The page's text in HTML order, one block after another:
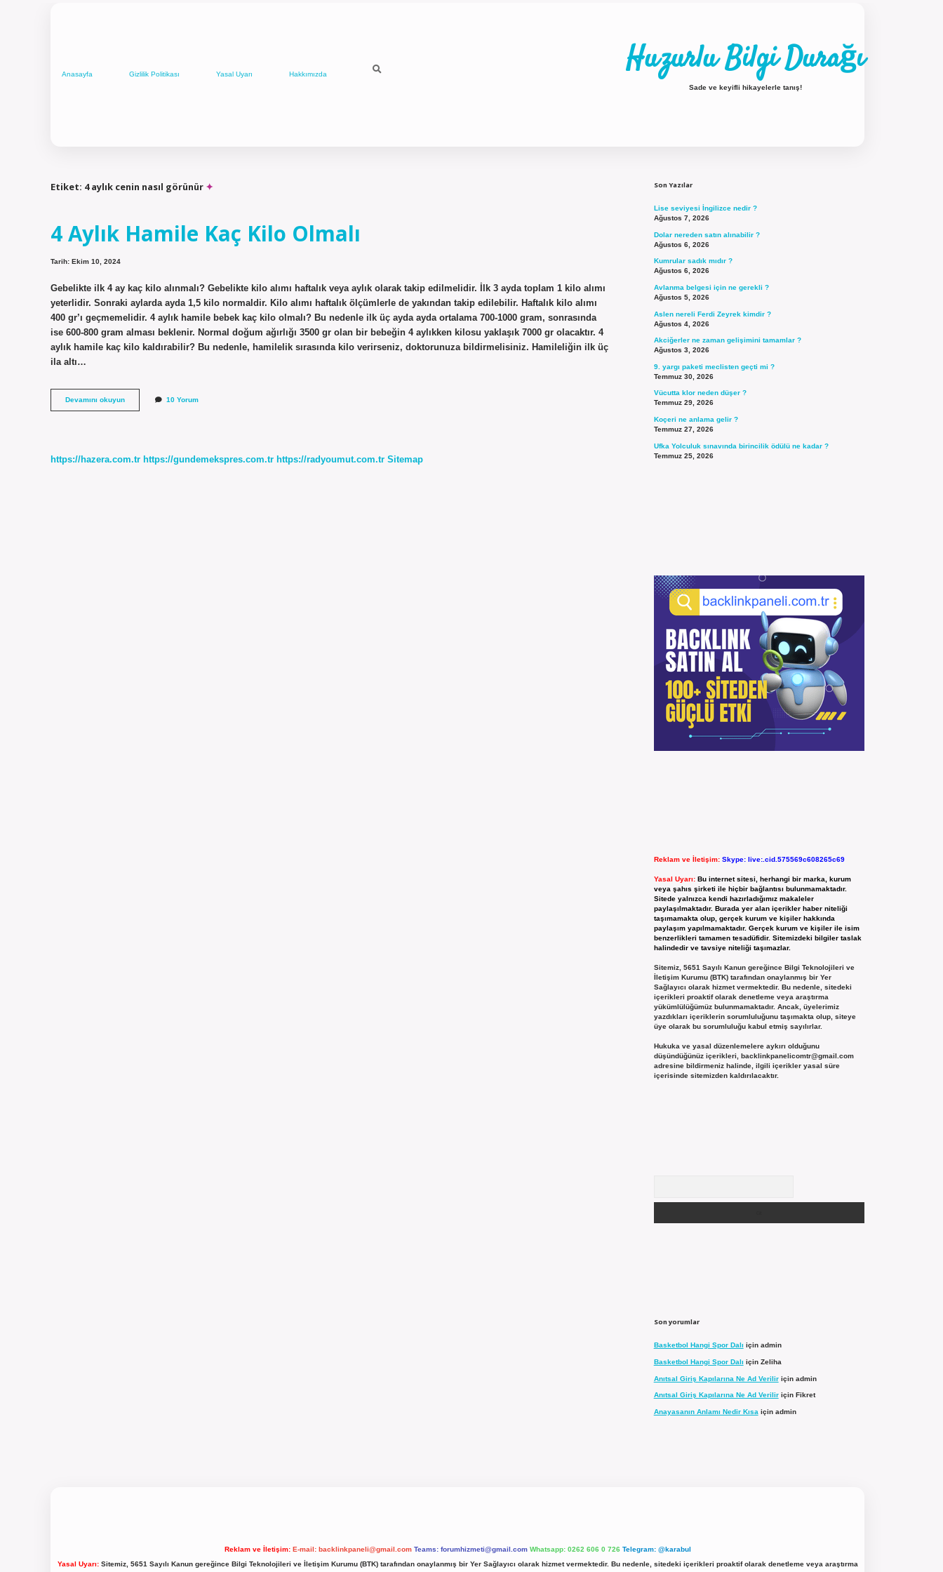
Anasayfa Gizlilik Politikası Yasal Uyarı Hakkımızda Huzurlu Bilgi Durağı
Sade ve keyifli hikayelerle tanış!
Etiket: 4 aylık cenin nasıl görünür
4 Aylık Hamile Kaç Kilo Olmalı
Tarih: Ekim 10, 2024
Gebelikte ilk 4 ay kaç kilo alınmalı? Gebelikte kilo alımı haftalık veya aylık olarak takip edilmelidir. İlk 3 ayda toplam 1 kilo alımı
yeterlidir. Sonraki aylarda ayda 1,5 kilo normaldir. Kilo alımı haftalık ölçümlerle de yakından takip edilebilir. Haftalık kilo alımı
400 gr’ı geçmemelidir. 4 aylık hamile bebek kaç kilo olmalı? Bu nedenle ilk üç ayda ayda ortalama 700-1000 gram, sonrasında
ise 600-800 gram alması beklenir. Normal doğum ağırlığı 3500 gr olan bir bebeğin 4 aylıkken kilosu yaklaşık 7000 gr olacaktır. 4
aylık hamile kaç kilo kaldırabilir? Bu nedenle, hamilelik sırasında kilo verirseniz, doktorunuza bildirmelisiniz. Hamileliğin ilk üç
ila altı…
Devamını okuyun4
Aylık
10 Yorum
https://hazera.com.tr https://gundemekspres.com.tr https://radyoumut.com.tr Sitemap
Son Yazılar
Lise seviyesi İngilizce nedir ?
Ağustos 7, 2026
Dolar nereden satın alınabilir ?
Ağustos 6, 2026
Kumrular sadık mıdır ?
Ağustos 6, 2026
Avlanma belgesi için ne gerekli ?
Ağustos 5, 2026
Aslen nereli Ferdi Zeyrek kimdir ?
Ağustos 4, 2026
Akciğerler ne zaman gelişimini tamamlar ?
Ağustos 3, 2026
9. yargı paketi meclisten geçti mi ?
Temmuz 30, 2026
Vücutta klor neden düşer ?
Temmuz 29, 2026
Koçeri ne anlama gelir ?
Temmuz 27, 2026
Ufka Yolculuk sınavında birincilik ödülü ne kadar ?
Temmuz 25, 2026
Reklam ve İletişim: Skype: live:.cid.575569c608265c69
Yasal Uyarı: Bu internet sitesi, herhangi bir marka, kurum
veya şahıs şirketi ile hiçbir bağlantısı bulunmamaktadır.
Sitede yalnızca kendi hazırladığımız makaleler
paylaşılmaktadır. Burada yer alan içerikler haber niteliği
taşımamakta olup, gerçek kurum ve kişiler hakkında
paylaşım yapılmamaktadır. Gerçek kurum ve kişiler ile isim
benzerlikleri tamamen tesadüfidir. Sitemizdeki bilgiler taslak
halindedir ve tavsiye niteliği taşımazlar.
Sitemiz, 5651 Sayılı Kanun gereğince Bilgi Teknolojileri ve
İletişim Kurumu (BTK) tarafından onaylanmış bir Yer
Sağlayıcı olarak hizmet vermektedir. Bu nedenle, sitedeki
içerikleri proaktif olarak denetleme veya araştırma
yükümlülüğümüz bulunmamaktadır. Ancak, üyelerimiz
yazdıkları içeriklerin sorumluluğunu taşımakta olup, siteye
üye olarak bu sorumluluğu kabul etmiş sayılırlar.
Hukuka ve yasal düzenlemelere aykırı olduğunu
düşündüğünüz içerikleri, backlinkpanelicomtr@gmail.com
adresine bildirmeniz halinde, ilgili içerikler yasal süre
içerisinde sitemizden kaldırılacaktır.
Son yorumlar
Basketbol Hangi Spor Dalı için admin
Basketbol Hangi Spor Dalı için Zeliha
Anıtsal Giriş Kapılarına Ne Ad Veriliriçin admin
Anıtsal Giriş Kapılarına Ne Ad Veriliriçin Fikret
Anayasanın Anlamı Nedir Kısa için admin
Reklam ve İletişim: E-mail: backlinkpaneli@gmail.com Teams: forumhizmeti@gmail.com Whatsapp: 0262 606 0 726 Telegram: @karabul
Yasal Uyarı:Sitemiz, 5651 Sayılı Kanun gereğince Bilgi Teknolojileri ve İletişim Kurumu (BTK) tarafından onaylanmış bir Yer Sağlayıcı olarak hizmet vermektedir. Bu nedenle, sitedeki içerikleri proaktif olarak denetleme veya araştırma